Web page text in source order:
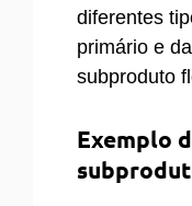
diferentes
primário e
subproduto
Exemplo